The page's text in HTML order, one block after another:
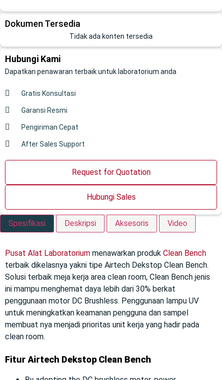
Dokumen Tersedia
Tidak ada konten tersedia
Hubungi Kami
Dapatkan penawaran terbaik untuk laboratorium anda
Gratis Konsultasi
Garansi Resmi
Pengiriman Cepat
After Sales Support
Request for Quotation
Hubungi Sales
Spesifikasi Deskripsi Aksesoris Video
Pusat Alat Laboratorium menawarkan produk Clean Bench
terbaik dikelasnya yakni tipe Airtech Dekstop Clean Bench.
Solusi terbaik meja kerja area clean room, Clean Bench jenis
ini mampu menghemat daya lebih dari 30% berkat
penggunaan motor DC Brushless. Penggunaan lampu UV
untuk meningkatkan keamanan pengguna dan sampel
membuat nya menjadi prioritas unit kerja yang hadir pada
clean room.
Fitur Airtech Dekstop Clean Bench